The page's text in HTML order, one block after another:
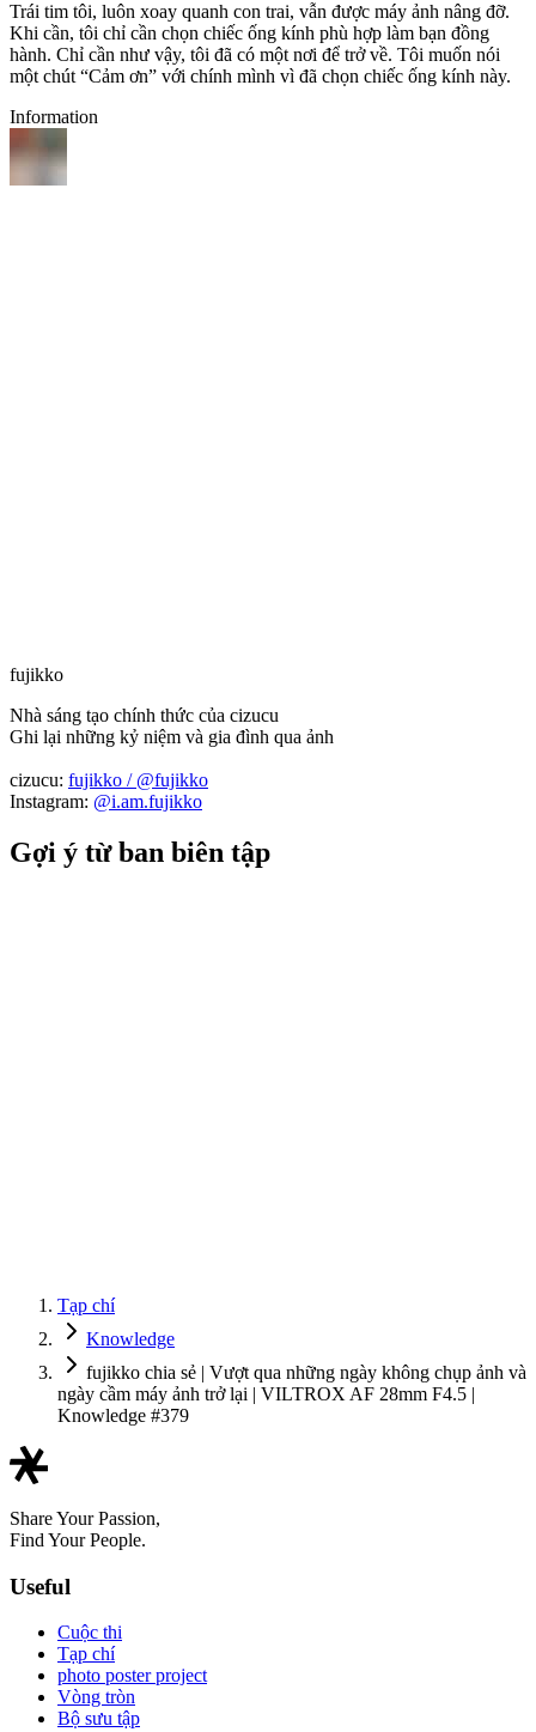
Trái tim tôi, luôn xoay quanh con trai, vẫn được máy ảnh nâng đỡ.
Khi cần, tôi chỉ cần chọn chiếc ống kính phù hợp làm bạn đồng
hành. Chỉ cần như vậy, tôi đã có một nơi để trở về. Tôi muốn nói
một chút “Cảm ơn” với chính mình vì đã chọn chiếc ống kính này.
Information
fujikko
Nhà sáng tạo chính thức của cizucu
Ghi lại những kỷ niệm và gia đình qua ảnh
cizucu: fujikko / @fujikko
Instagram: @i.am.fujikko
Gợi ý từ ban biên tập
Tạp chí
Knowledge
fujikko chia sẻ | Vượt qua những ngày không chụp ảnh và
ngày cầm máy ảnh trở lại | VILTROX AF 28mm F4.5 |
Knowledge #379
Share Your Passion,
Find Your People.
Useful
Cuộc thi
Tạp chí
photo poster project
Vòng tròn
Bộ sưu tập